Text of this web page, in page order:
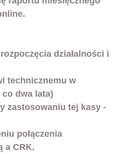
działalności i
technicznemu w
dwa lata)
zastosowaniu tej kasy -
połączenia
a CRK.